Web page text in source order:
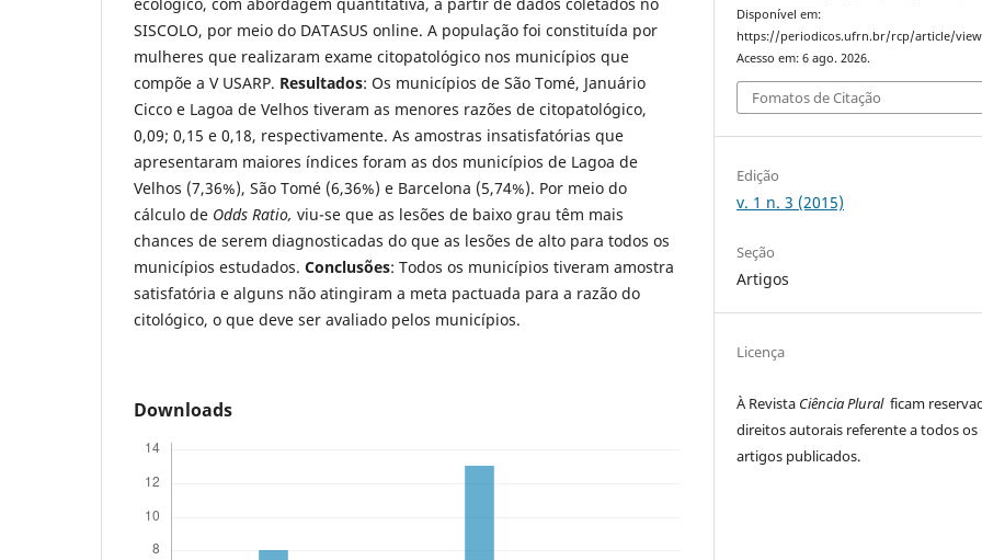
SISCOLO, por meio do DATASUS online. A população foi constituída por
mulheres que realizaram exame citopatológico nos municípios que
compõe a V USARP. Resultados: Os municípios de São Tomé, Januário
Cicco e Lagoa de Velhos tiveram as menores razões de citopatológico,
0,09; 0,15 e 0,18, respectivamente. As amostras insatisfatórias que
apresentaram maiores índices foram as dos municípios de Lagoa de
Velhos (7,36%), São Tomé (6,36%) e Barcelona (5,74%). Por meio do
cálculo de Odds Ratio, viu-se que as lesões de baixo grau têm mais
chances de serem diagnosticadas do que as lesões de alto para todos os
municípios estudados. Conclusões: Todos os municípios tiveram amostra
satisfatória e alguns não atingiram a meta pactuada para a razão do
citológico, o que deve ser avaliado pelos municípios.
Downloads
Disponível em:
https://periodicos.ufrn.br/rcp/article/
Acesso em: 6 ago. 2026.
Fomatos de Citação
Edição
v. 1 n. 3 (2015)
Seção
Artigos
Licença
À Revista Ciência Pluralficam
direitos autorais referente a todos os
artigos publicados.